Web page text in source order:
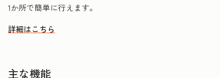
1か所で簡単に行えます。
詳細はこちら
HubSpotを活用して売上を拡大し回収を効率化する方法
主な機能